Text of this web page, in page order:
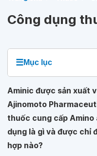
Công dụng
☰Mục lục
Aminic được sản xuất
Ajinomoto
thuốc cung cấp
dụng là gì và được chỉ
hợp nào?